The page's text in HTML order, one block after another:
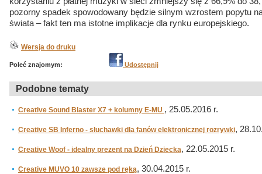
pozorny spadek spowodowany będzie silnym wzrostem popytu
świata – fakt ten ma istotne implikacje dla rynku europejskiego.
Wersja do druku
Poleć znajomym: Udostępnij
Podobne tematy
Creative Sound Blaster X7 + kolumny E-MU , 25.05.2016 r.
Creative SB Inferno - słuchawki dla fanów elektronicznej rozrywki,
Creative Woof - idealny prezent na Dzień Dziecka, 22.05.2015 r.
Creative MUVO 10 zawsze pod ręką, 30.04.2015 r.